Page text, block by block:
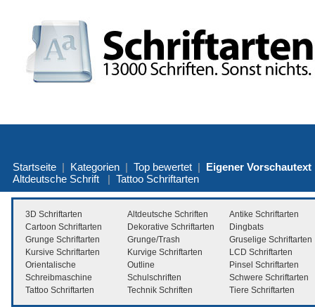
Startseite | Kategorien | Top bewertet | Eigener Vorschautext
Altdeutsche Schrift | Tattoo Schriftarten
3D Schriftarten Altdeutsche Schriften
Antike Schriftarten
Cartoon Schriftarten
Dekorative Schriftarten
Dingbats
Grunge Schriftarten
Grunge/Trash
Gruselige Schriftarten
Kursive Schriftarten
Kurvige Schriftarten
LCD Schriftarten
Orientalische
Outline
Pinsel Schriftarten
Schreibmaschine
Schulschriften
Schwere Schriftarten
Tattoo Schriftarten
Technik Schriften Tiere Schriftarten